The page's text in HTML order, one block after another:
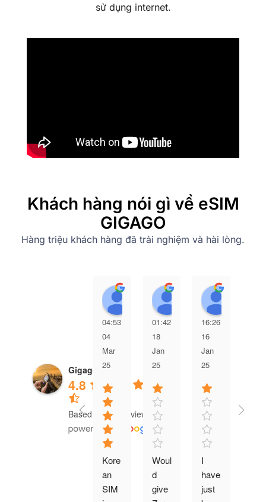
sử dụng internet.
Khách hàng nói gì về eSIM
GIGAGO
Hàng triệu khách hàng đã trải nghiệm và hài lòng.
Gigago eSIM
4.8
Based on 552 reviews
Phương Hoàng
04:53
04
Mar
25
Kore
an
SIM
Björn Supplie
01:42
18
Jan
25
Woul
d
give
16:26
16
Jan
25
I
have
just